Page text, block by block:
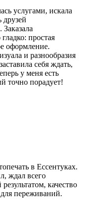
услугами, искала
друзей
простая
оформление.
и разнообразия
себя ждать,
у меня есть
точно порадует!
в Ессентуках.
ждал всего
качество
переживаний.